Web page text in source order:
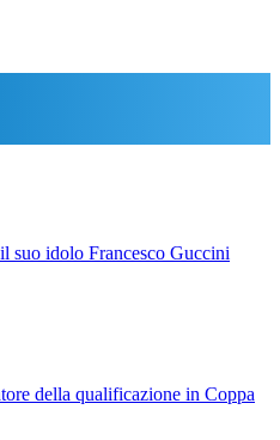
suo idolo Francesco Guccini
della qualificazione in Coppa